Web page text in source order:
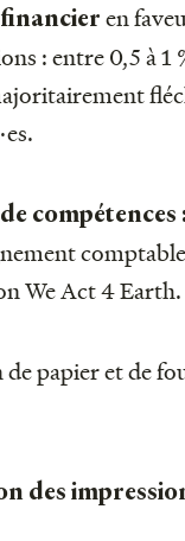
en
: entre 0,5 à 1
compétences
We Act 4 Earth.
papier et de
des